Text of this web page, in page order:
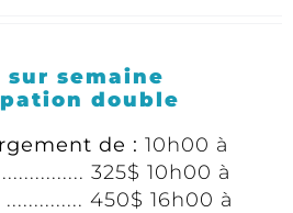
semaine
double
de : 10h00 à
325$ 10h00 à
.............. 450$ 16h00 à